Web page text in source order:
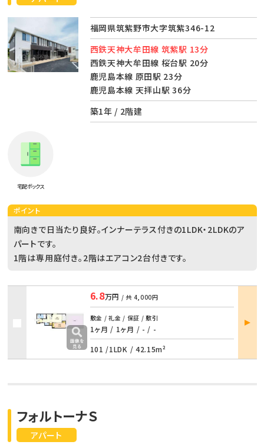
福岡県筑紫野市大字筑紫346-12
西鉄天神大牟田線 筑紫駅 13分
西鉄天神大牟田線 桜台駅 20分
鹿児島本線 原田駅 23分
鹿児島本線 天拝山駅 36分
築1年 / 2階建
宅配ボックス
ポイント
南向きで日当たり良好。インナーテラス付きの1LDK・2LDKのア
パートです。
1階は専用庭付き。2階はエアコン2台付きです。
6.8万円 / 共 4,000円
敷金 / 礼金 / 保証 / 敷引
1ヶ月 / 1ヶ月 / - / -
101 /1LDK / 42.15m²
部屋
詳細
アパート
フォルトーナＳ